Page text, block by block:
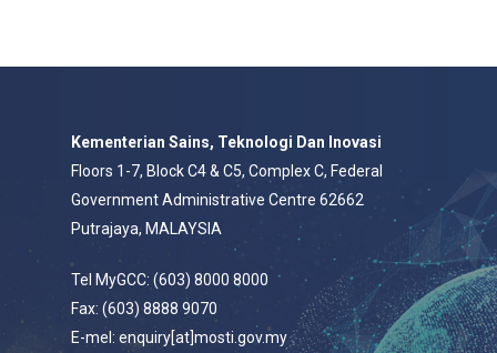
Kementerian Sains, Teknologi Dan Inovasi
Floors 1-7, Block C4 & C5, Complex C, Federal
Government Administrative Centre 62662
Putrajaya, MALAYSIA
Tel MyGCC: (603) 8000 8000
Fax: (603) 8888 9070
E-mel: enquiry[at]mosti.gov.my